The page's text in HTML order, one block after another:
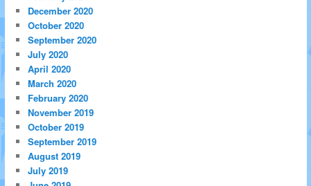
December 2020
October 2020
September 2020
July 2020
April 2020
March 2020
February 2020
November 2019
October 2019
September 2019
August 2019
July 2019